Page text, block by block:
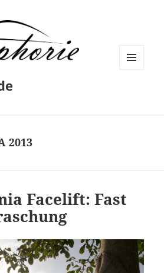
2013
Facelift: Fast